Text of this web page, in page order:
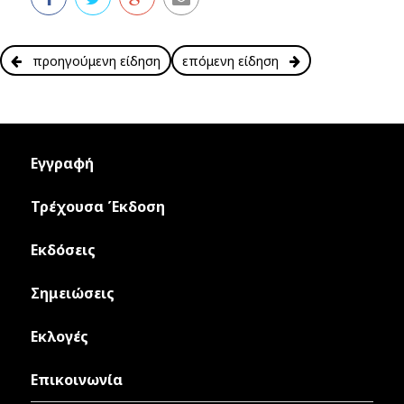
προηγούμενη είδηση επόμενη είδηση
Εγγραφή
Τρέχουσα Έκδοση
Εκδόσεις
Σημειώσεις
Εκλογές
Επικοινωνία